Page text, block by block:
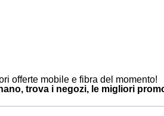
offerte mobile e fibra del momento!
trova i negozi, le migliori